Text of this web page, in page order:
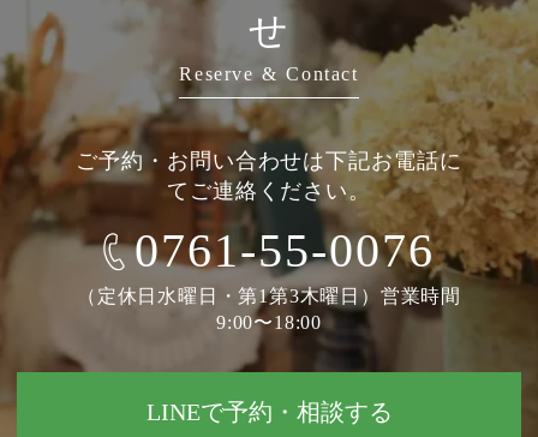
せ
Reserve & Contact
ご予約・お問い合わせは下記お電話に
てご連絡ください。
0761-55-0076
（定休日水曜日・第1第3木曜日）営業時間
9:00〜18:00
LINEで予約・相談する